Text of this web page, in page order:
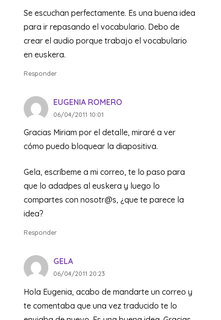
Se escuchan perfectamente. Es una buena idea
para ir repasando el vocabulario. Debo de
crear el audio porque trabajo el vocabulario
en euskera.
Responder
EUGENIA ROMERO
06/04/2011 10:01
Gracias Miriam por el detalle, miraré a ver
cómo puedo bloquear la diapositiva.
Gela, escríbeme a mi correo, te lo paso para
que lo adadpes al euskera y luego lo
compartes con nosotr@s, ¿que te parece la
idea?
Responder
GELA
06/04/2011 20:23
Hola Eugenia, acabo de mandarte un correo y
te comentaba que una vez traducido te lo